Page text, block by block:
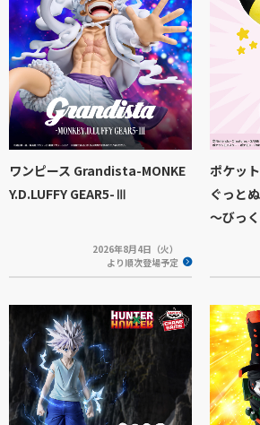
ワンピース Grandista-MONKE
Y.D.LUFFY GEAR5-Ⅲ
2026年8月4日（火）
より順次登場予定
ポケッ
ぐっと
～びっ